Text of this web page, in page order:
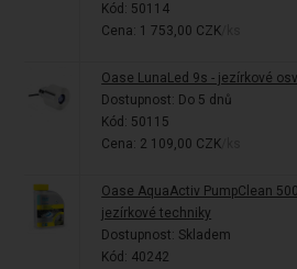
Kód: 50114
Cena: 1 753,00 CZK
Oase LunaLed 9s - jezírkové
Dostupnost: Do 5 dnů
Kód: 50115
Cena: 2 109,00 CZK
Oase AquaActiv PumpClean
jezírkové techniky
Dostupnost: Skladem
Kód: 40242